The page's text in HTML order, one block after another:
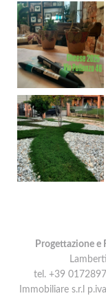
Progettazione e
tel. +39
Immobiliare s.r.l